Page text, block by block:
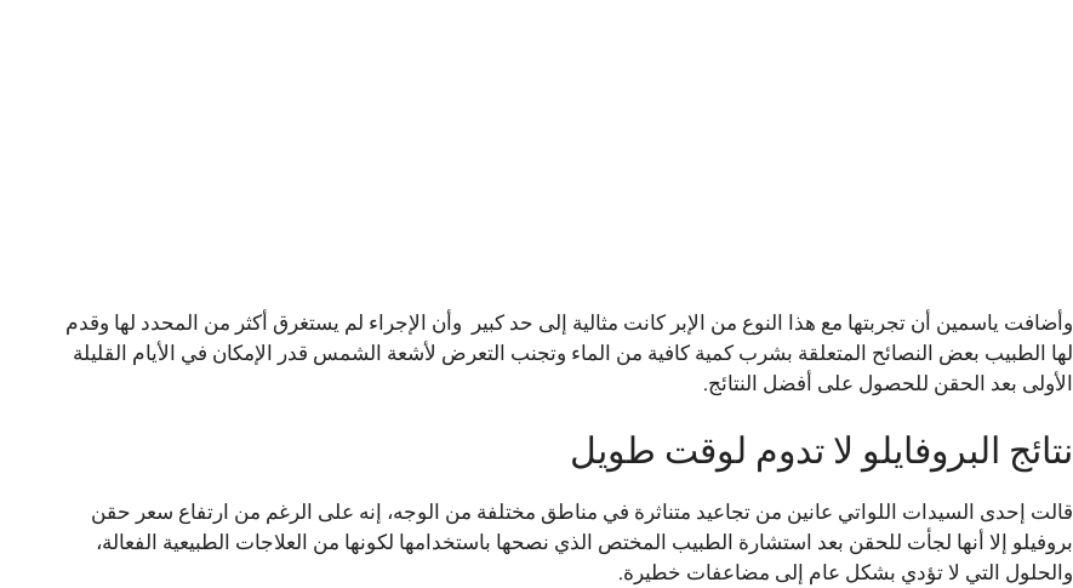
وأضافت ياسمين أن تجربتها مع هذا النوع من الإبر كانت مثالية إلى حد كبير وأن الإجراء لم يستغرق أكثر من المحدد لها وقدم
لها الطبيب بعض النصائح المتعلقة بشرب كمية كافية من الماء وتجنب التعرض لأشعة الشمس قدر الإمكان في الأيام القليلة
الأولى بعد الحقن للحصول على أفضل النتائج.
نتائج البروفايلو لا تدوم لوقت طويل
قالت إحدى السيدات اللواتي عانين من تجاعيد متناثرة في مناطق مختلفة من الوجه، إنه على الرغم من ارتفاع سعر حقن
بروفيلو إلا أنها لجأت للحقن بعد استشارة الطبيب المختص الذي نصحها باستخدامها لكونها من العلاجات الطبيعية الفعالة،
والحلول التي لا تؤدي بشكل عام إلى مضاعفات خطيرة.